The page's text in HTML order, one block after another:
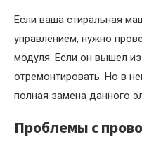
Если ваша стиральная
управлением, нужно
модуля. Если он вышел
отремонтировать. Но в
полная замена данного
Проблемы с